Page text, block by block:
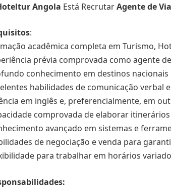
Angola Está RecrutarAgente de
:
acadêmica completa em Turismo,
prévia comprovada como agente
conhecimento em destinos
habilidades de comunicação verbal
em inglês e, preferencialmente, em
comprovada de elaborar
avançado em sistemas e
de negociação e venda para
para trabalhar em horários